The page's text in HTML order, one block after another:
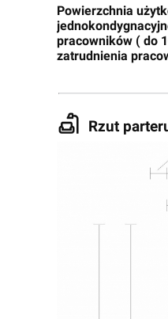
Powierzchnia
pracowników ( do
zatrudnienia
Rzut